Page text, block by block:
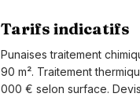
Tarifs indicatifs
Punaises traitement
90 m². Traitement
000 € selon surface.